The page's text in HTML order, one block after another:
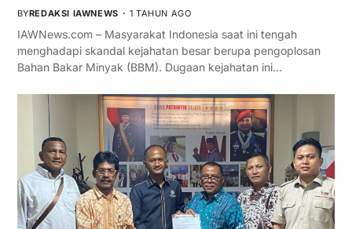
BYREDAKSI IAWNEWS 1 TAHUN AGO
IAWNews.com – Masyarakat Indonesia saat ini tengah
menghadapi skandal kejahatan besar berupa pengoplosan
Bahan Bakar Minyak (BBM). Dugaan kejahatan ini…